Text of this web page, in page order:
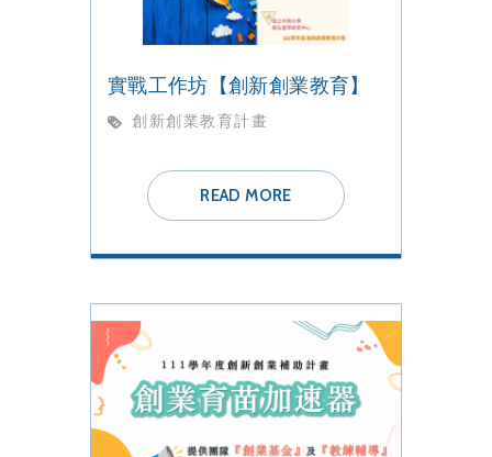
實戰工作坊【創新創業教育】
創新創業教育計畫
READ MORE